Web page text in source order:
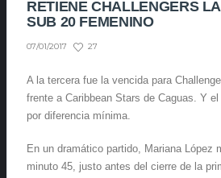
RETIENE CHALLENGERS
SUB 20 FEMENINO
07/01/2017 27
A la tercera fue la vencida para
frente a Caribbean Stars de Caguas. Y
por diferencia mínima.
En un dramático partido, Mariana López
minuto 45, justo antes del cierre de la